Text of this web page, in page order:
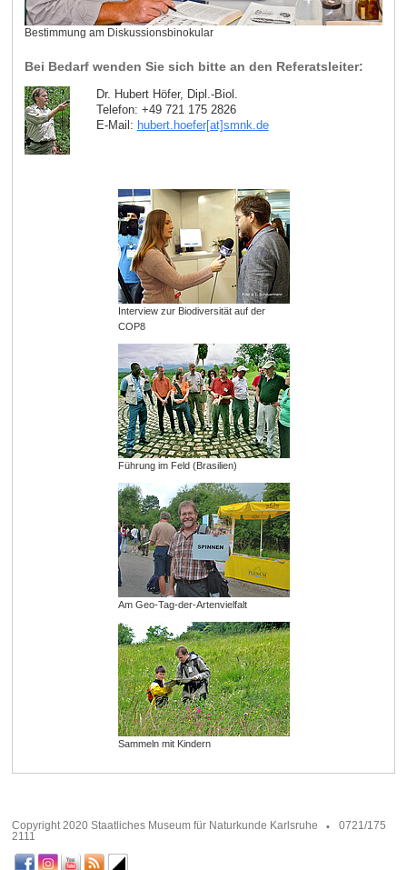
Bestimmung am Diskussionsbinokular
Bei Bedarf wenden Sie sich bitte an den Referatsleiter:
Dr. Hubert Höfer, Dipl.-Biol.
Telefon: +49 721 175 2826
E-Mail: hubert.hoefer[at]smnk de
Interview zur Biodiversität auf der
COP8
Führung im Feld (Brasilien)
Am Geo-Tag-der-Artenvielfalt
Sammeln mit Kindern
Copyright 2020 Staatliches Museum für Naturkunde Karlsruhe
0721/175
2111